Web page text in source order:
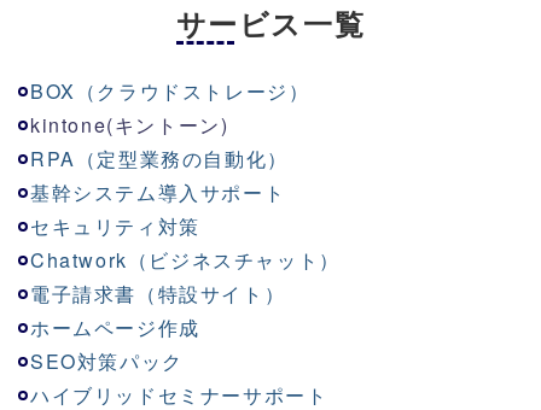
サービス一覧
BOX（クラウドストレージ）
kintone(キントーン)
RPA（定型業務の自動化）
基幹システム導入サポート
セキュリティ対策
Chatwork（ビジネスチャット）
電子請求書（特設サイト）
ホームページ作成
SEO対策パック
ハイブリッドセミナーサポート